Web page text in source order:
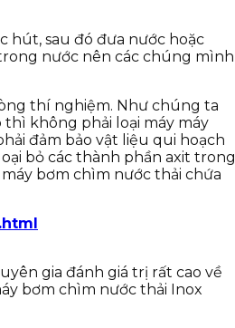
hút, sau đó đưa nước hoặc
nước nên các chúng mình
thí nghiệm. Như chúng ta
không phải loại máy máy
đảm bảo vật liệu qui hoạch
bỏ các thành phần axit trong
bơm chìm nước thải chứa
gia đánh giá trị rất cao về
bơm chìm nước thải Inox